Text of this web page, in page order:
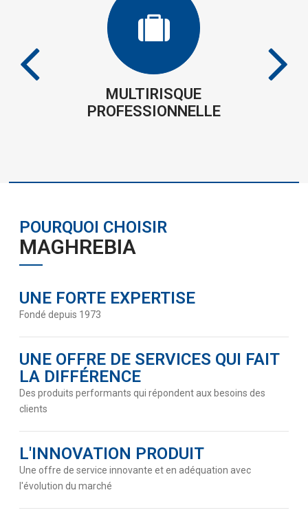
MULTIRISQUE
PROFESSIONNELLE
POURQUOI CHOISIR
MAGHREBIA
UNE FORTE EXPERTISE
Fondé depuis 1973
UNE OFFRE DE SERVICES QUI FAIT
LA DIFFÉRENCE
Des produits performants qui répondent aux besoins des
clients
L'INNOVATION PRODUIT
Une offre de service innovante et en adéquation avec
l'évolution du marché